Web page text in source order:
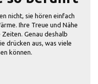
nicht, sie hören einfach
Ihre Treue und Nähe
Genau deshalb
drücken aus, was viele
können.